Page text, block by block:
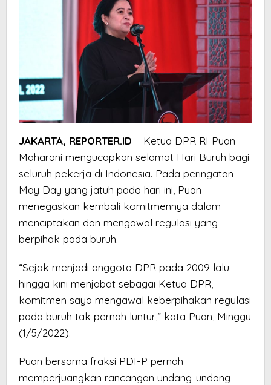
JAKARTA, REPORTER.ID – Ketua DPR RI Puan
Maharani mengucapkan selamat Hari Buruh bagi
seluruh pekerja di Indonesia. Pada peringatan
May Day yang jatuh pada hari ini, Puan
menegaskan kembali komitmennya dalam
menciptakan dan mengawal regulasi yang
berpihak pada buruh.
“Sejak menjadi anggota DPR pada 2009 lalu
hingga kini menjabat sebagai Ketua DPR,
komitmen saya mengawal keberpihakan regulasi
pada buruh tak pernah luntur,” kata Puan, Minggu
(1/5/2022).
Puan bersama fraksi PDI-P pernah
memperjuangkan rancangan undang-undang